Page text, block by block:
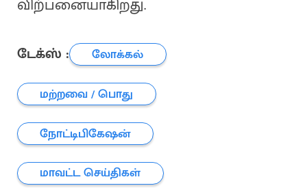
விற்பனையாகிறது.
டேக்ஸ் :
லோக்கல்
மற்றவை / பொது
நோட்டிபிகேஷன்
மாவட்ட செய்திகள்